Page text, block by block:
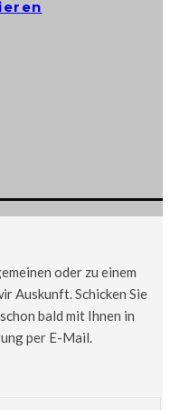
oder zu einem
Auskunft. Schicken Sie
bald mit Ihnen in
per E-Mail.